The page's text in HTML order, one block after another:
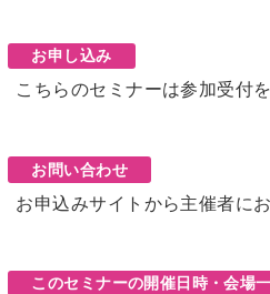
お申し込み
こちらのセミナーは参加受付
お問い合わせ
お申込みサイトから主催者に
このセミナーの開催日時・会場